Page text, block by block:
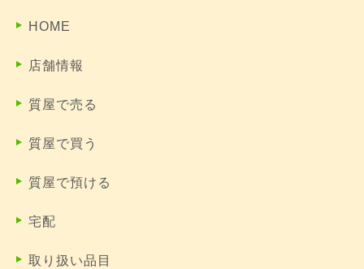
HOME
店舗情報
質屋で売る
質屋で買う
質屋で預ける
宅配
取り扱い品目